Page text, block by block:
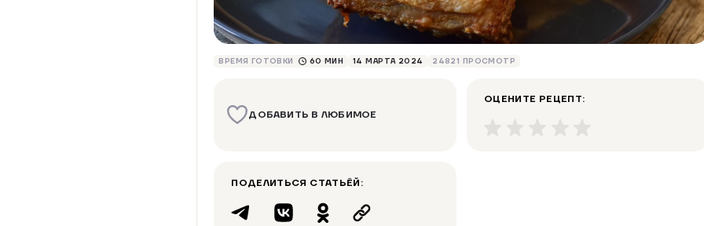
ВРЕМЯ ГОТОВКИ 60 МИН 14 МАРТА 2024 24821 ПРОСМОТР
ДОБАВИТЬ В ЛЮБИМОЕ
ОЦЕНИТЕ РЕЦЕПТ:
ПОДЕЛИТЬСЯ СТАТЬЁЙ: